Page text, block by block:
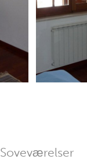
Soveværelser